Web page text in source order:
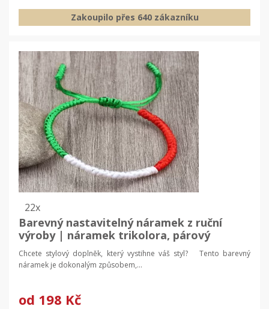
Zakoupilo přes 640 zákazníku
22x
Barevný nastavitelný náramek z ruční
výroby | náramek trikolora, párový
náramek
Chcete stylový doplněk, který vystihne váš styl? Tento barevný
náramek je dokonalým způsobem,...
od 198 Kč